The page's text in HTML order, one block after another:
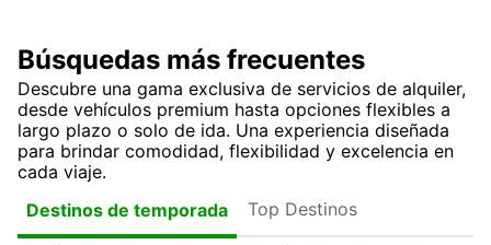
Búsquedas más frecuentes
Descubre una gama exclusiva de servicios de alquiler,
desde vehículos premium hasta opciones flexibles a
largo plazo o solo de ida. Una experiencia diseñada
para brindar comodidad, flexibilidad y excelencia en
cada viaje.
Destinos de temporada
Top Destinos